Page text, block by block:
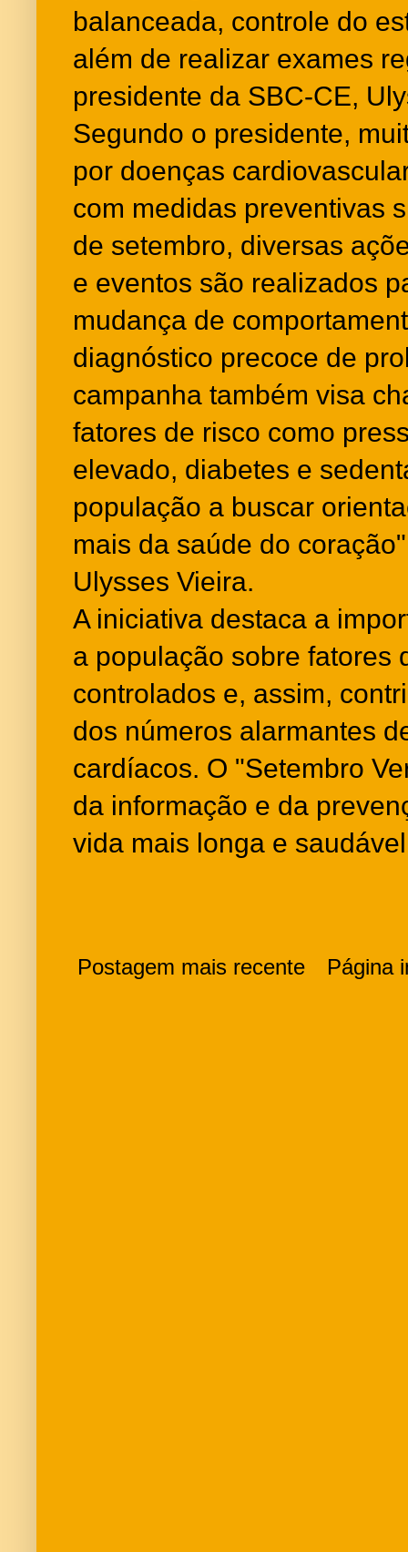
balanceada, controle do
além de realizar exames
presidente da SBC-CE,
Segundo o presidente,
por doenças
com medidas preventivas
de setembro, diversas
e eventos são realizados
mudança de
diagnóstico precoce de
campanha também visa
fatores de risco como
elevado, diabetes e
população a buscar
mais da saúde do
Ulysses Vieira.
A iniciativa destaca a
a população sobre fatores
controlados e, assim,
dos números alarmantes
cardíacos. O "Setembro
da informação e da
vida mais longa e
Postagem mais recente Página